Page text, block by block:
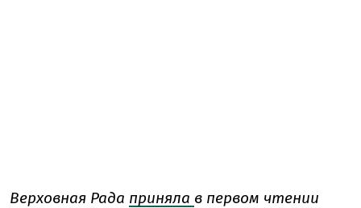
Верховная Рада приняла в первом чтении